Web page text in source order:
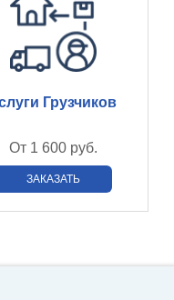
Грузчиков
От 1 600 руб.
ЗАКАЗАТЬ